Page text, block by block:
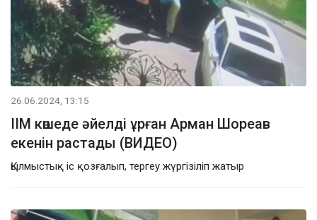
26.06.2024, 13:15
ІІМ көшеде әйелді ұрған Арман Шореав
екенін растады (ВИДЕО)
Қылмыстық іс қозғалып, тергеу жүргізіліп жатыр